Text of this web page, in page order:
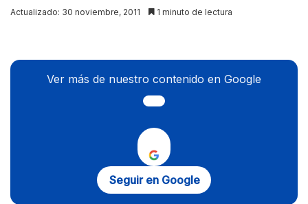
on
Actualizado: 30 noviembre, 2011 1 minuto de lectura
Ver más de nuestro contenido en Google
Seguir en Google